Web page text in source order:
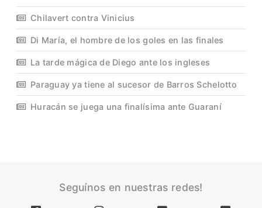
Chilavert contra Vinicius
Di María, el hombre de los goles en las finales
La tarde mágica de Diego ante los ingleses
Paraguay ya tiene al sucesor de Barros Schelotto
Huracán se juega una finalísima ante Guaraní
Seguínos en nuestras redes!